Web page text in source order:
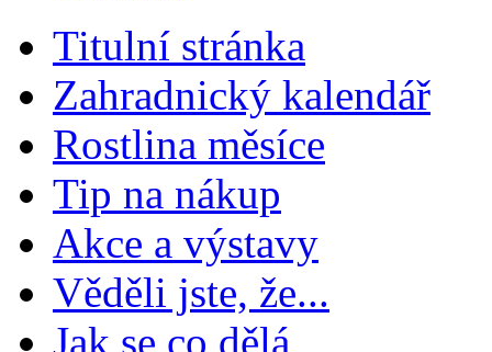
Titulní stránka
Zahradnický kalendář
Rostlina měsíce
Tip na nákup
Akce a výstavy
Věděli jste, že...
Jak se co dělá